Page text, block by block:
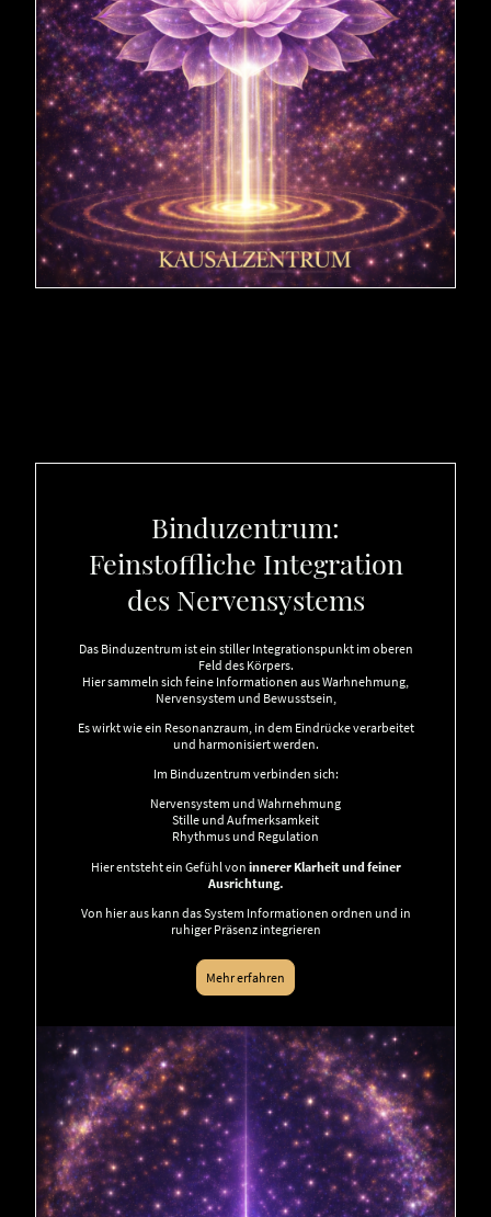
Binduzentrum:
Feinstoffliche Integration
des Nervensystems
Das Binduzentrum ist ein stiller Integrationspunkt im oberen
Feld des Körpers.
Hier sammeln sich feine Informationen aus Warhnehmung,
Nervensystem und Bewusstsein,
Es wirkt wie ein Resonanzraum, in dem Eindrücke verarbeitet
und harmonisiert werden.
Im Binduzentrum verbinden sich:
Nervensystem und Wahrnehmung
Stille und Aufmerksamkeit
Rhythmus und Regulation
Hier entsteht ein Gefühl von innerer Klarheit und feiner
Ausrichtung.
Von hier aus kann das System Informationen ordnen und in
ruhiger Präsenz integrieren
Mehr erfahren